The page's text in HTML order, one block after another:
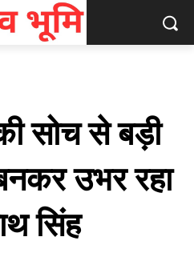
सोच से बड़ी
उभर रहा
सिंह